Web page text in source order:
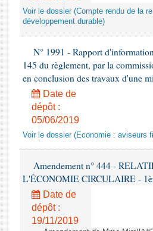
Voir le dossier (Compte rendu de la
développement durable)
N° 1991 - Rapport
145 du règlement, par la
en conclusion des travaux d'une
Date de
dépôt :
05/06/2019
Voir le dossier (Economie : aviseurs
Amendement n° 444 -
L'ÉCONOMIE CIRCULAIRE -
Date de
dépôt :
19/11/2019